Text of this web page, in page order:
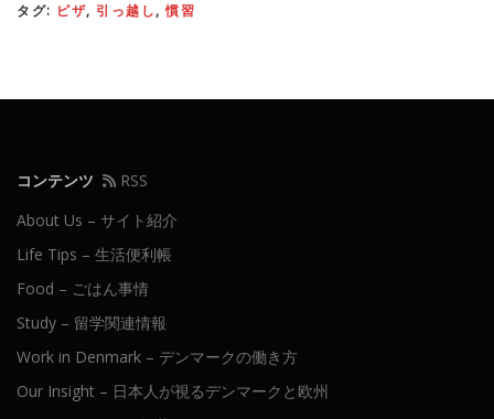
タグ: ピザ, 引っ越し,慣習
コンテンツ
RSS
About Us – サイト紹介
Life Tips – 生活便利帳
Food – ごはん事情
Study – 留学関連情報
Work in Denmark – デンマークの働き方
Our Insight – 日本人が視るデンマークと欧州